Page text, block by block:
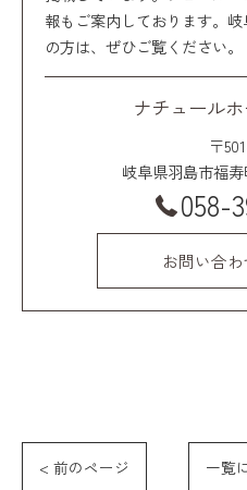
報もご案内しております。
の方は、ぜひご覧ください。
ナチュール
〒
岐阜県羽島市福
058-
お問い合
< 前のページ 一覧